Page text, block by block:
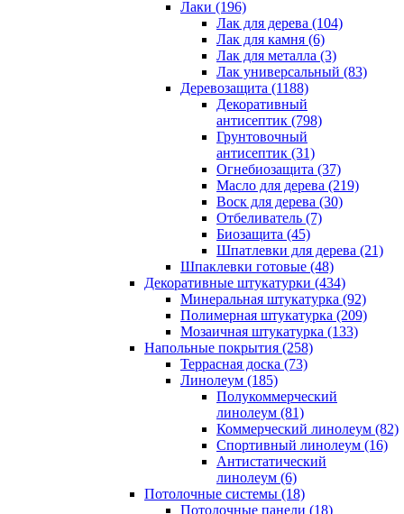
Лаки (196)
Лак для дерева (104)
Лак для камня (6)
Лак для металла (3)
Лак универсальный (83)
Деревозащита (1188)
Декоративный
антисептик (798)
Грунтовочный
антисептик (31)
Огнебиозащита (37)
Масло для дерева (219)
Воск для дерева (30)
Отбеливатель (7)
Биозащита (45)
Шпатлевки для дерева (21)
Шпаклевки готовые (48)
Декоративные штукатурки (434)
Минеральная штукатурка (92)
Полимерная штукатурка (209)
Мозаичная штукатурка (133)
Напольные покрытия (258)
Террасная доска (73)
Линолеум (185)
Полукоммерческий
линолеум (81)
Коммерческий линолеум (82)
Спортивный линолеум (16)
Антистатический
линолеум (6)
Потолочные системы (18)
Потолочные панели (18)